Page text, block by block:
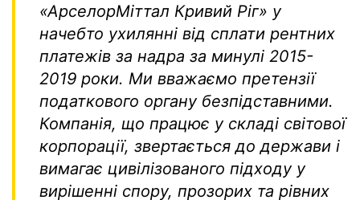
«АрселорМіттал Кривий Ріг» у
начебто ухилянні від сплати рентних
платежів за надра за минулі 2015-
2019 роки. Ми вважаємо претензії
податкового органу безпідставними.
Компанія, що працює у складі світової
корпорації, звертається до держави і
вимагає цивілізованого підходу у
вирішенні спору, прозорих та рівних